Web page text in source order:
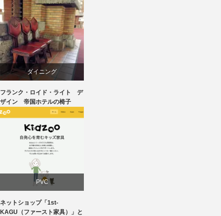
ワークチェア
回転椅子
椅子
ダイニング
デザイナーズ
建築
椅子
フランク・ロイド・ライト デ
ザイン 帝国ホテルの椅子
PVC
学習椅子
ネットショップ「1st-
KAGU（ファースト家具）」と